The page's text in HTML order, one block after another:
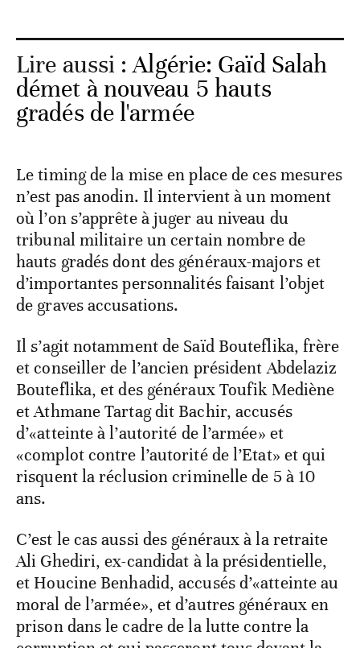
Lire aussi :Algérie: Gaïd Salah
démet à nouveau 5 hauts
gradés de l'armée
Le timing de la mise en place de ces mesures
n’est pas anodin. Il intervient à un moment
où l’on s’apprête à juger au niveau du
tribunal militaire un certain nombre de
hauts gradés dont des généraux-majors et
d’importantes personnalités faisant l’objet
de graves accusations.
Il s’agit notamment de Saïd Bouteflika, frère
et conseiller de l’ancien président Abdelaziz
Bouteflika, et des généraux Toufik Mediène
et Athmane Tartag dit Bachir, accusés
d’«atteinte à l’autorité de l’armée» et
«complot contre l’autorité de l’Etat» et qui
risquent la réclusion criminelle de 5 à 10
ans.
C’est le cas aussi des généraux à la retraite
Ali Ghediri, ex-candidat à la présidentielle,
et Houcine Benhadid, accusés d’«atteinte au
moral de l’armée», et d’autres généraux en
prison dans le cadre de la lutte contre la